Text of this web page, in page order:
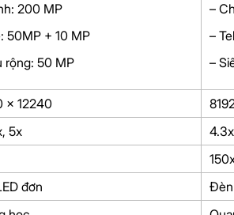
200 MP
50MP + 10 MP
rộng: 50 MP
–
–
–
x 12240
5x
4.3x
đơn
Đèn